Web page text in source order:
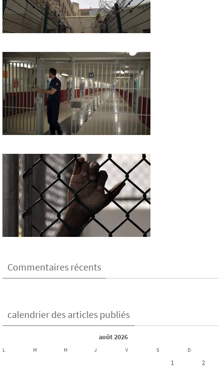
Commentaires récents
calendrier des articles publiés
août 2026
L M M J V S D
1 2